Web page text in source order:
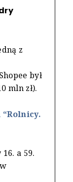
z
był
mln zł).
a 59.